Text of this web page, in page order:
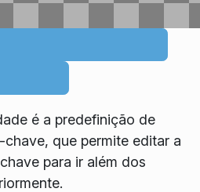
é a predefinição de
que permite editar a
para ir além dos